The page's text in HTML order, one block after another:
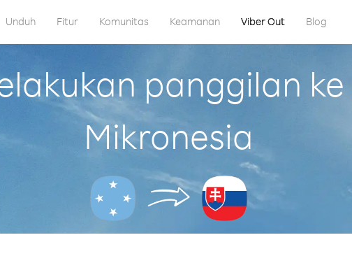
Unduh Fitur Komunitas Keamanan Viber Out Blog
panggilan
Mikronesia